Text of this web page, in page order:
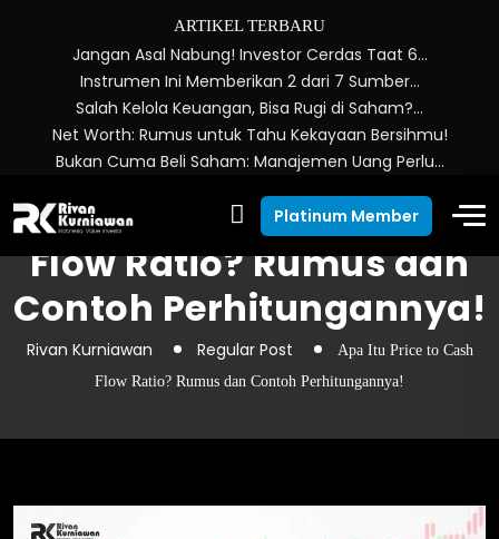
ARTIKEL TERBARU
Jangan Asal Nabung! Investor Cerdas Taat 6…
Instrumen Ini Memberikan 2 dari 7 Sumber…
Salah Kelola Keuangan, Bisa Rugi di Saham?…
Net Worth: Rumus untuk Tahu Kekayaan Bersihmu!
Bukan Cuma Beli Saham: Manajemen Uang Perlu…
Platinum Member
Apa Itu Price to Cash
Flow Ratio? Rumus dan
Contoh Perhitungannya!
Rivan Kurniawan Regular Post
Apa Itu Price to Cash
Flow Ratio? Rumus dan Contoh Perhitungannya!